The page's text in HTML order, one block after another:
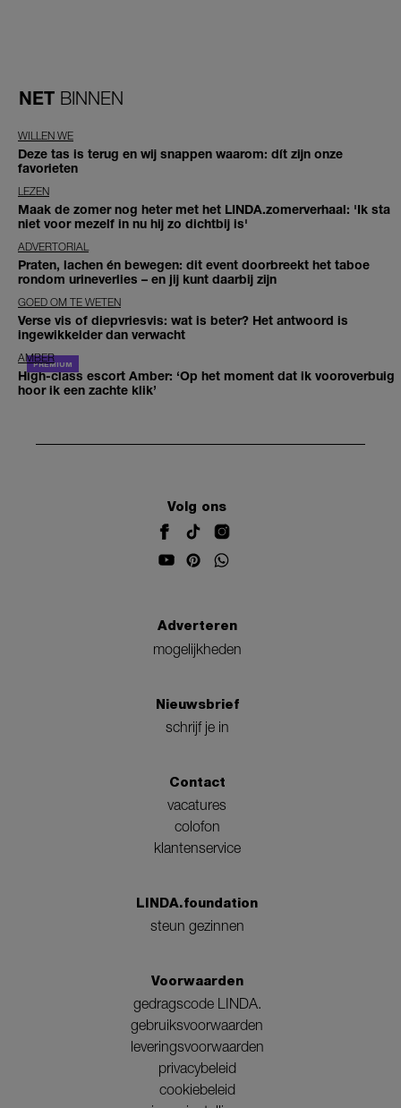
NET BINNEN
WILLEN WE
Deze tas is terug en wij snappen waarom: dít zijn onze
favorieten
LEZEN
Maak de zomer nog heter met het LINDA.zomerverhaal: 'Ik sta
niet voor mezelf in nu hij zo dichtbij is'
ADVERTORIAL
Praten, lachen én bewegen: dit event doorbreekt het taboe
rondom urineverlies – en jij kunt daarbij zijn
GOED OM TE WETEN
Verse vis of diepvriesvis: wat is beter? Het antwoord is
ingewikkelder dan verwacht
AMBER
High-class escort Amber: ‘Op het moment dat ik vooroverbuig
hoor ik een zachte klik’
Volg ons
Adverteren
mogelijkheden
Nieuwsbrief
schrijf je in
Contact
vacatures
colofon
klantenservice
LINDA.foundation
steun gezinnen
Voorwaarden
gedragscode LINDA.
gebruiksvoorwaarden
leveringsvoorwaarden
privacybeleid
cookiebeleid